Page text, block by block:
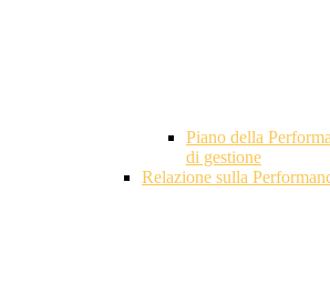
Piano della
di gestione
Relazione sulla